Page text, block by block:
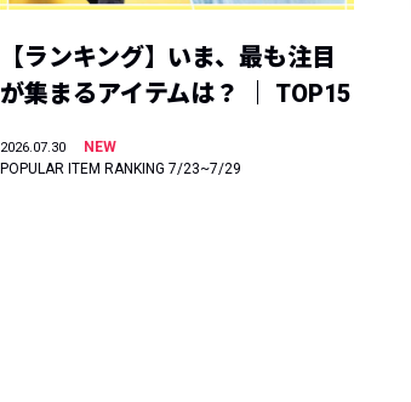
【ランキング】いま、最も注目
が集まるアイテムは？ ｜ TOP15
2026.07.30
NEW
POPULAR ITEM RANKING 7/23~7/29